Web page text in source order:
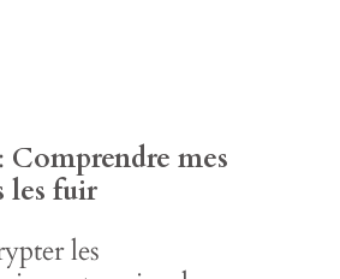
Comprendre mes
les fuir
les